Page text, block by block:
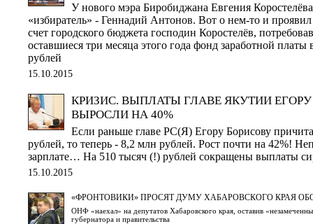
У нового мэра Биробиджана Евгения
«избиратель» - Геннадий Антонов. Вот о нем-то и проявил
счет городского бюджета господин Коростелёв,
оставшиеся три месяца этого года фонд заработной
рублей
15.10.2015
КРИЗИС. ВЫПЛАТЫ ГЛАВЕ ЯКУТИИ
ВЫРОСЛИ НА 40%
Если раньше главе РС(Я) Егору Борисову
рублей, то теперь - 8,2 млн рублей. Рост почти на 42%!
зарплате… На 510 тысяч (!) рублей сокращены выплаты
15.10.2015
«ФРОНТОВИКИ» ПРОСЯТ ДУМУ ХАБАРОВСКОГО КРАЯ
ОНФ «наехал» на депутатов Хабаровского края, оставив
губернатора и правительства